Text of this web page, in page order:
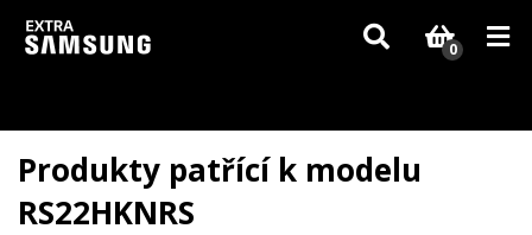
Vzhledem k aktuální situaci se může dodání dílů, které nejsou skladem,
zpozdit. Děkujeme za pochopení.
0
Produkty patřící k modelu
RS22HKNRS